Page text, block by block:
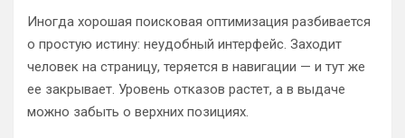
Иногда хорошая поисковая оптимизация разбивается
о простую истину: неудобный интерфейс. Заходит
человек на страницу, теряется в навигации — и тут же
ее закрывает. Уровень отказов растет, а в выдаче
можно забыть о верхних позициях.